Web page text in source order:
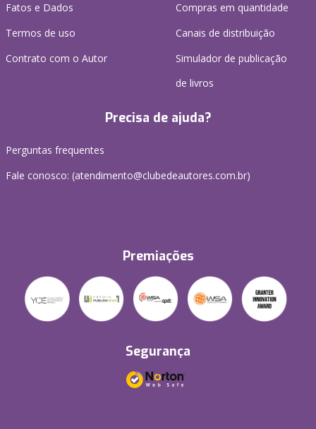
Fatos e Dados
Termos de uso
Contrato com o Autor
Compras em quantidade
Canais de distribuição
Simulador de publicação
de livros
Precisa de ajuda?
Perguntas frequentes
Fale conosco: (atendimento@clubedeautores.com.br)
Premiações
Segurança